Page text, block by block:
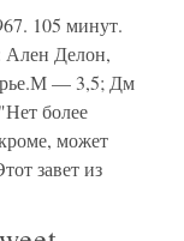
105 минут.
Ален Делон,
— 3,5; Дм
более
может
завет из